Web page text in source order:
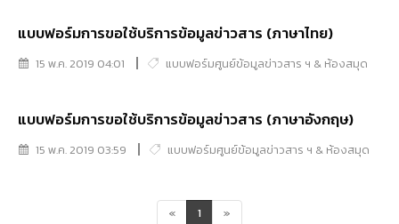
แบบฟอร์มการขอใช้บริการข้อมูลข่าวสาร (ภาษาไทย)
15 พ.ค. 2019 04:01 แบบฟอร์มศูนย์ข้อมูลข่าวสาร ฯ & ห้องสมุด
แบบฟอร์มการขอใช้บริการข้อมูลข่าวสาร (ภาษาอังกฤษ)
15 พ.ค. 2019 03:59 แบบฟอร์มศูนย์ข้อมูลข่าวสาร ฯ & ห้องสมุด
« 1 »